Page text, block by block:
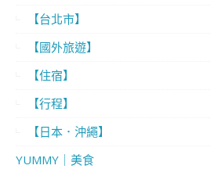
【台北市】
【國外旅遊】
【住宿】
【行程】
【日本．沖繩】
YUMMY｜美食